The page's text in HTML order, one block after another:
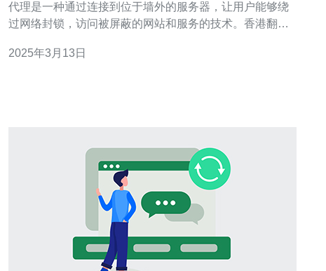
代理是一种通过连接到位于墙外的服务器，让用户能够绕
过网络封锁，访问被屏蔽的网站和服务的技术。香港翻墙
由度方面较为开放。 香港作为一个国际化的城市，拥有高
2025年3月13日